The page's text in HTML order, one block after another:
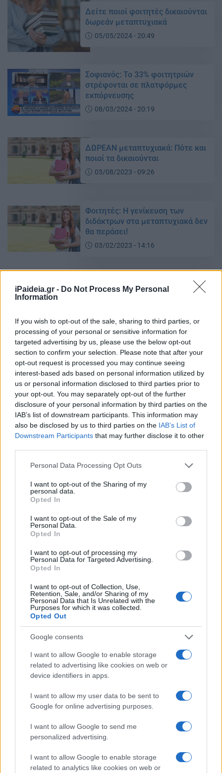
iPaideia.gr - Do Not Process My Personal
Information
If you wish to opt-out of the sale, sharing to third parties, or
processing of your personal or sensitive information for
targeted advertising by us, please use the below opt-out
section to confirm your selection. Please note that after your
opt-out request is processed you may continue seeing
interest-based ads based on personal information utilized by
us or personal information disclosed to third parties prior to
your opt-out. You may separately opt-out of the further
disclosure of your personal information by third parties on the
IAB’s list of downstream participants. This information may
also be disclosed by us to third parties on the IAB’s List of
Downstream Participants that may further disclose it to other
Please note that this website/app uses one or more Google
not limited to your visit or usage behaviour. You may click to
grant or deny consent to Google and its third-party tags to
use your data for below specified purposes in below Google
consent section.
Personal Data Processing Opt Outs
I want to opt-out of the Sharing of my
personal data.
Opted In
I want to opt-out of the Sale of my
Personal Data.
Opted In
I want to opt-out of processing my
Personal Data for Targeted Advertising.
Opted In
I want to opt-out of Collection, Use,
Retention, Sale, and/or Sharing of my
Personal Data that Is Unrelated with the
Purposes for which it was collected.
Opted Out
Google consents
I want to allow Google to enable storage
related to advertising like cookies on web or
device identifiers in apps.
I want to allow my user data to be sent to
Google for online advertising purposes.
I want to allow Google to send me
personalized advertising.
I want to allow Google to enable storage
related to analytics like cookies on web or
Δείτε ποιοί φοιτητές δικαιούνται
δωρεάν μεταπτυχιακά
05/05/2024 - 20:49
Σοφιανός: Το 33% φοιτητριών
στρέφονται σε πλατφόρμες
εκπόρνευσης
08/03/2024 - 20:19
ΔΩΡΕΑΝ μεταπτυχιακά: Πότε και
ποιοί τα δικαιούνται
03/08/2023 - 09:26
Φοιτητές: Η γενίκευση των
διδάκτρων στα μεταπτυχιακά δεν
θα περάσει!
03/02/2023 - 14:16
Μεταπτυχιακά: Αντιδράσεις
φοιτητών για τις σαρωτικές
03/11/2022 - 11:17
Μεταπτυχιακά 2022: Δείτε τι
αλλάζει στα δίδακτρα
02/11/2022 - 11:15
Παιδικοί σταθμοί: «Δεν
αλλάζουμε τα δίδακτρα φέτος,
αλλά θα αυξηθούν από
Σεπτέμβριο»
Σπουδαστές ΔΙΕΚ: Όχι δίδακτρα
στα δημόσια ΙΕΚ
μεταπτυχιακά προγράμματα
σπουδών
19/07/2020 - 16:24
Κορωνοϊός: Μείωση διδάκτρων,
δωρεάν φάρμακα και παράταση
επιδομάτων
Γεωργιάδης για τα δίδακτρα: Οι
υπηρεσίες που δεν παρέχονται
08/04/2020 - 14:37